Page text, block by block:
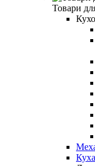
Товари